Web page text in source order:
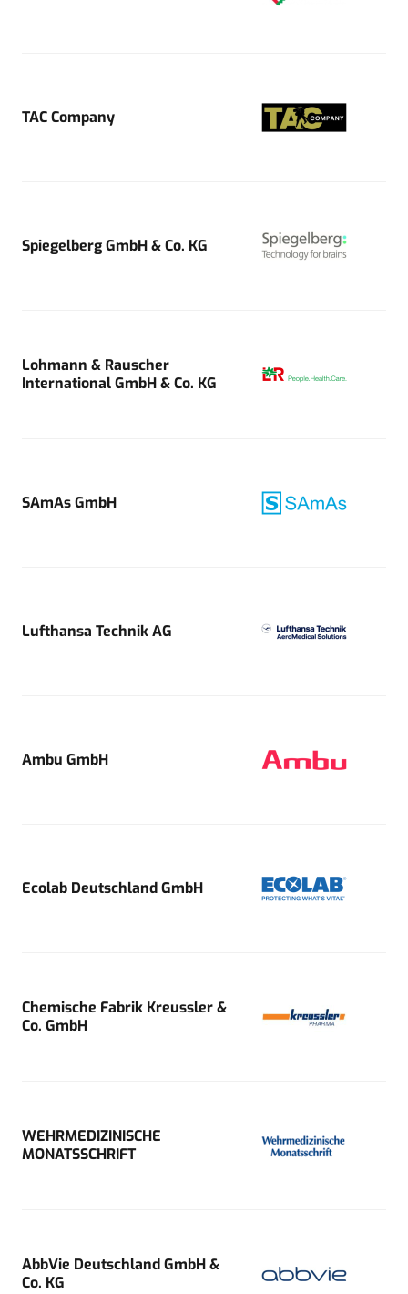
TAC Company
Spiegelberg GmbH & Co. KG
Lohmann & Rauscher
International GmbH & Co. KG
SAmAs GmbH
Lufthansa Technik AG
Ambu GmbH
Ecolab Deutschland GmbH
Chemische Fabrik Kreussler &
Co. GmbH
WEHRMEDIZINISCHE
MONATSSCHRIFT
AbbVie Deutschland GmbH &
Co. KG